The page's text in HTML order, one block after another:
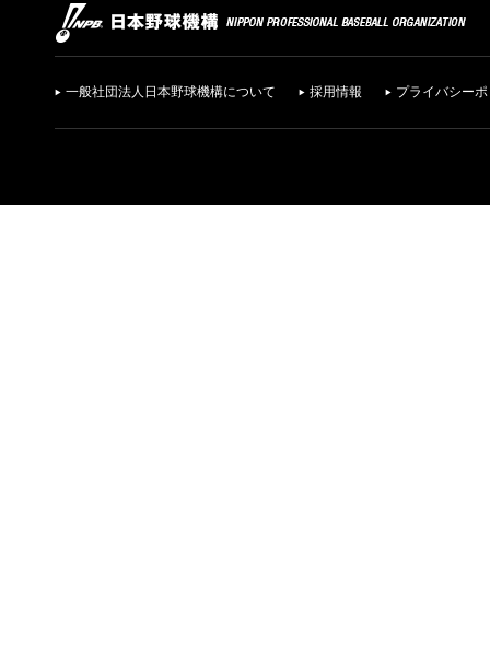
一般社団法人日本野球機構について 採用情報 プライバシー